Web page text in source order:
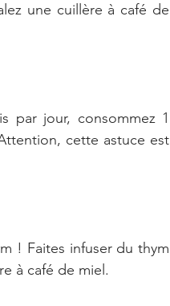
une cuillère à café de
par jour, consommez 1
cette astuce est
! Faites infuser du thym
à café de miel.